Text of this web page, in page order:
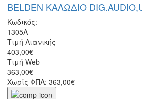
BELDEN ΚΑΛΩΔΙΟ
Κωδικός:
1305A
Τιμή Λιανικής
403,00€
Τιμή Web
363,00€
Χωρίς ΦΠΑ: 363,00€